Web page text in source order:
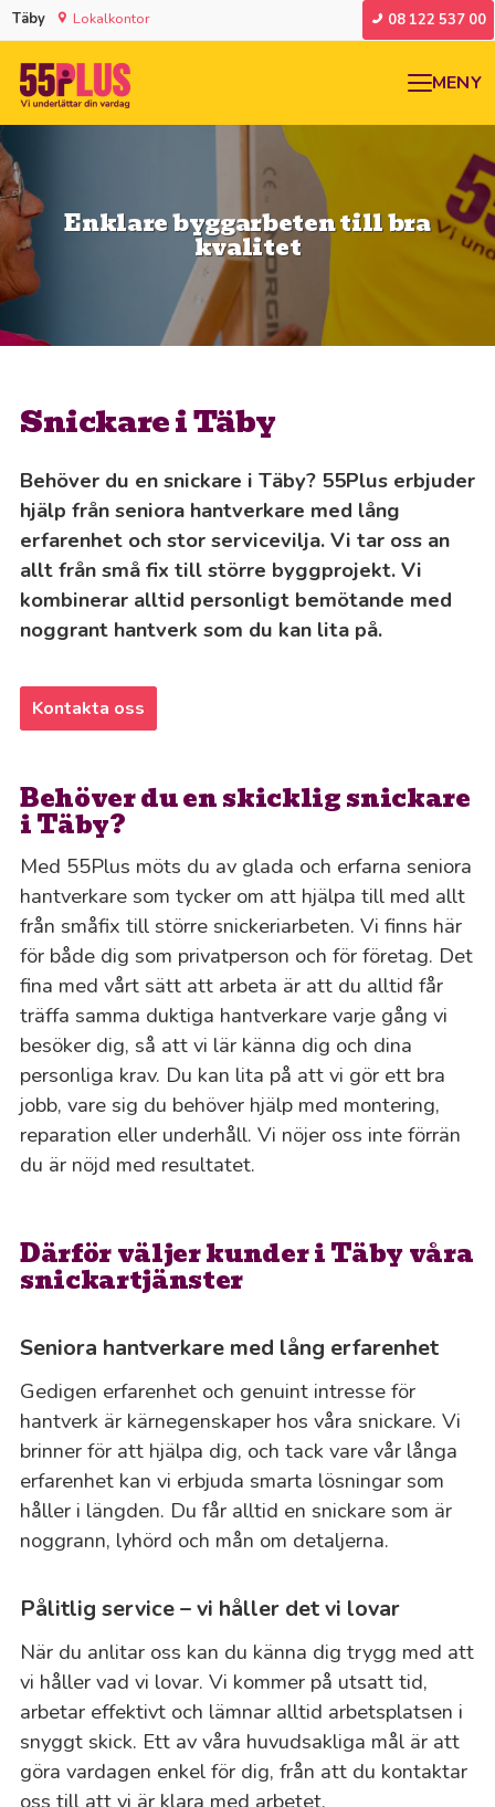
Täby Lokalkontor 08 122 537 00
MENY
Enklare byggarbeten till bra
kvalitet
Snickare i Täby
Behöver du en snickare i Täby? 55Plus erbjuder
hjälp från seniora hantverkare med lång
erfarenhet och stor servicevilja. Vi tar oss an
allt från små fix till större byggprojekt. Vi
kombinerar alltid personligt bemötande med
noggrant hantverk som du kan lita på.
Kontakta oss
Behöver du en skicklig snickare
i Täby?
Med 55Plus möts du av glada och erfarna seniora
hantverkare som tycker om att hjälpa till med allt
från småfix till större snickeriarbeten. Vi finns här
för både dig som privatperson och för företag. Det
fina med vårt sätt att arbeta är att du alltid får
träffa samma duktiga hantverkare varje gång vi
besöker dig, så att vi lär känna dig och dina
personliga krav. Du kan lita på att vi gör ett bra
jobb, vare sig du behöver hjälp med montering,
reparation eller underhåll. Vi nöjer oss inte förrän
du är nöjd med resultatet.
Därför väljer kunder i Täby våra
snickartjänster
Seniora hantverkare med lång erfarenhet
Gedigen erfarenhet och genuint intresse för
hantverk är kärnegenskaper hos våra snickare. Vi
brinner för att hjälpa dig, och tack vare vår långa
erfarenhet kan vi erbjuda smarta lösningar som
håller i längden. Du får alltid en snickare som är
noggrann, lyhörd och mån om detaljerna.
Pålitlig service – vi håller det vi lovar
När du anlitar oss kan du känna dig trygg med att
vi håller vad vi lovar. Vi kommer på utsatt tid,
arbetar effektivt och lämnar alltid arbetsplatsen i
snyggt skick. Ett av våra huvudsakliga mål är att
göra vardagen enkel för dig, från att du kontaktar
oss till att vi är klara med arbetet.